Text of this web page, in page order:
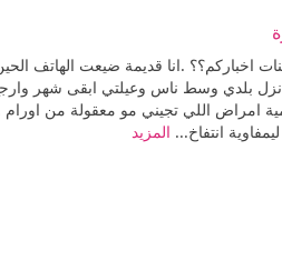
اخباركم؟؟ .انا قديمة ضيعت الهاتف
انزل بلدي وسط ناس وعيلتي ابقى شهر
امراض اللي تجيني مو معقولة من
انتفاخ... المزيد